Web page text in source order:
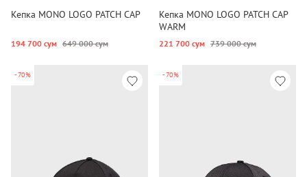
Кепка MONO LOGO PATCH CAP
194 700 сум 649 000 сум
Кепка MONO LOGO PATCH CAP
WARM
221 700 сум 739 000 сум
-70% -70%